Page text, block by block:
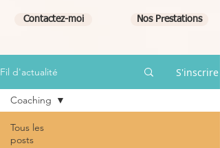
Contactez-moi Nos Prestations
Fil d'actualité S'inscrire
Tous les
posts
Coaching